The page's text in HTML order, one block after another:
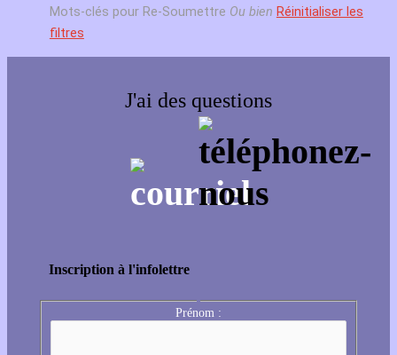
Mots-clés pour Re-Soumettre Ou bien Réinitialiser les
filtres
J'ai des questions
Inscription à l'infolettre
Prénom :